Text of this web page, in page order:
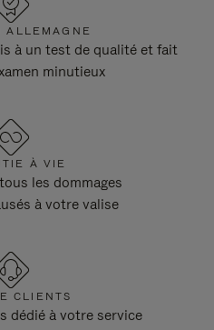
ALLEMAGNE
à un test de qualité et fait
minutieux
À VIE
les dommages
à votre valise
CLIENTS
dédié à votre service